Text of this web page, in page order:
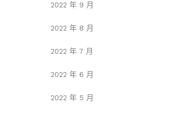
2022 年 9 月
2022 年 8 月
2022 年 7 月
2022 年 6 月
2022 年 5 月